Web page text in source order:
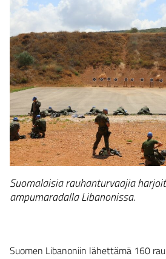
Suomalaisia rauhanturvaajia
ampumaradalla Libanonissa.
Suomen Libanoniin lähettämä 160